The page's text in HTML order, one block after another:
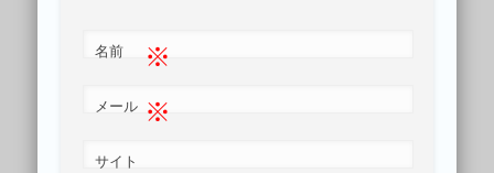
名前 ※
メール ※
サイト